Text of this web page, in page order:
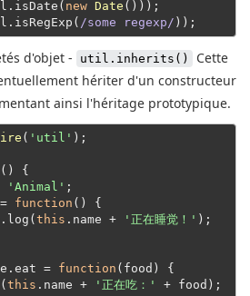
new Date
/some regexp/
d'objet - util.inherits()
Cette
hériter d'un constructeur
ainsi l'héritage prototypique.
( 'util' );
( ) {
'Animal' ;
function ( ) {
.log( this .name + '正在睡觉！' );
= function ( food ) {
this .name + '正在吃：'
+ food);